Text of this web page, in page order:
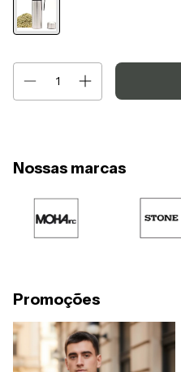
Nossas marcas
Promoções